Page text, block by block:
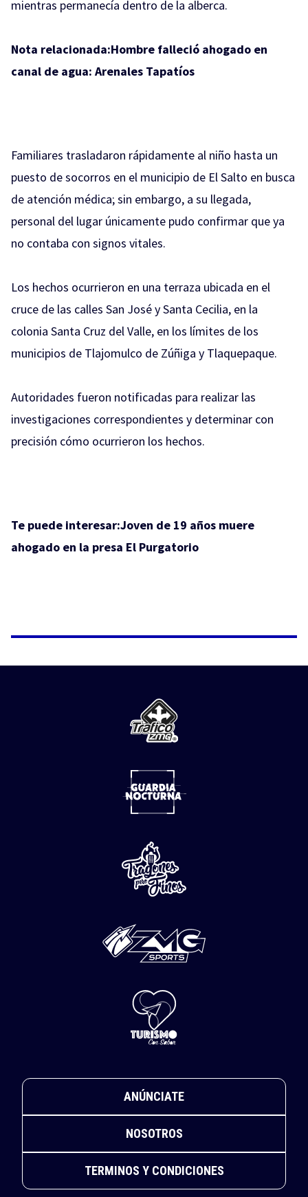
mientras permanecía dentro de la alberca.
Nota relacionada:Hombre falleció ahogado en
canal de agua: Arenales Tapatíos
Familiares trasladaron rápidamente al niño hasta un
puesto de socorros en el municipio de El Salto en busca
de atención médica; sin embargo, a su llegada,
personal del lugar únicamente pudo confirmar que ya
no contaba con signos vitales.
Los hechos ocurrieron en una terraza ubicada en el
cruce de las calles San José y Santa Cecilia, en la
colonia Santa Cruz del Valle, en los límites de los
municipios de Tlajomulco de Zúñiga y Tlaquepaque.
Autoridades fueron notificadas para realizar las
investigaciones correspondientes y determinar con
precisión cómo ocurrieron los hechos.
Te puede interesar:Joven de 19 años muere
ahogado en la presa El Purgatorio
ANÚNCIATE
NOSOTROS
TERMINOS Y CONDICIONES